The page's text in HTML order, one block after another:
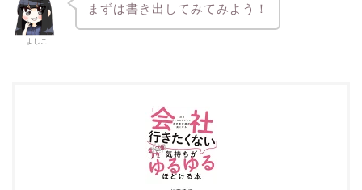
よしこ
まずは書き出してみてみよう！